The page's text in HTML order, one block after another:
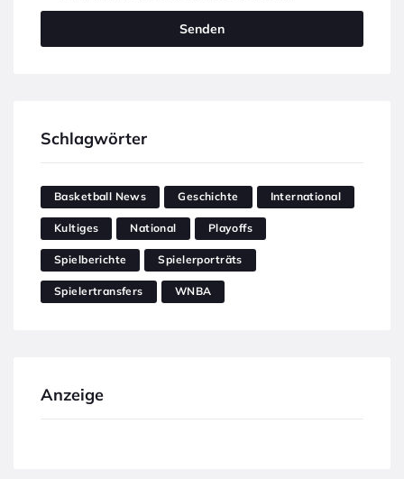
Schlagwörter
Basketball News Geschichte International
Kultiges National Playoffs
Spielberichte Spielerporträts
Spielertransfers WNBA
Anzeige